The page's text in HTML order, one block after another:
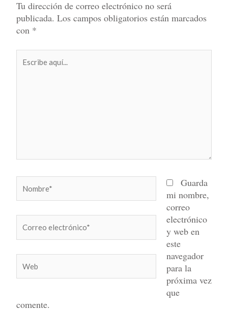
Tu dirección de correo electrónico no será
publicada. Los campos obligatorios están marcados
con *
aquí...
electrónico*
Guarda
mi nombre,
correo
electrónico
y web en
este
navegador
para la
próxima vez
que
comente.